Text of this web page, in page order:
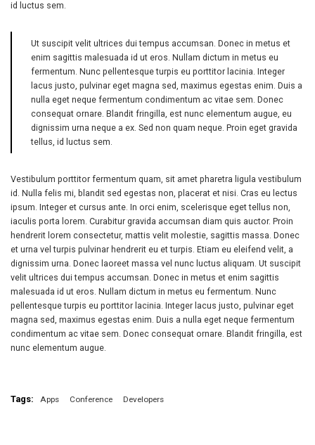
id luctus sem.
Ut suscipit velit ultrices dui tempus accumsan. Donec in metus et
enim sagittis malesuada id ut eros. Nullam dictum in metus eu
fermentum. Nunc pellentesque turpis eu porttitor lacinia. Integer
lacus justo, pulvinar eget magna sed, maximus egestas enim. Duis a
nulla eget neque fermentum condimentum ac vitae sem. Donec
consequat ornare. Blandit fringilla, est nunc elementum augue, eu
dignissim urna neque a ex. Sed non quam neque. Proin eget gravida
tellus, id luctus sem.
Vestibulum porttitor fermentum quam, sit amet pharetra ligula vestibulum
id. Nulla felis mi, blandit sed egestas non, placerat et nisi. Cras eu lectus
ipsum. Integer et cursus ante. In orci enim, scelerisque eget tellus non,
iaculis porta lorem. Curabitur gravida accumsan diam quis auctor. Proin
hendrerit lorem consectetur, mattis velit molestie, sagittis massa. Donec
et urna vel turpis pulvinar hendrerit eu et turpis. Etiam eu eleifend velit, a
dignissim urna. Donec laoreet massa vel nunc luctus aliquam. Ut suscipit
velit ultrices dui tempus accumsan. Donec in metus et enim sagittis
malesuada id ut eros. Nullam dictum in metus eu fermentum. Nunc
pellentesque turpis eu porttitor lacinia. Integer lacus justo, pulvinar eget
magna sed, maximus egestas enim. Duis a nulla eget neque fermentum
condimentum ac vitae sem. Donec consequat ornare. Blandit fringilla, est
nunc elementum augue.
Tags: Apps Conference Developers